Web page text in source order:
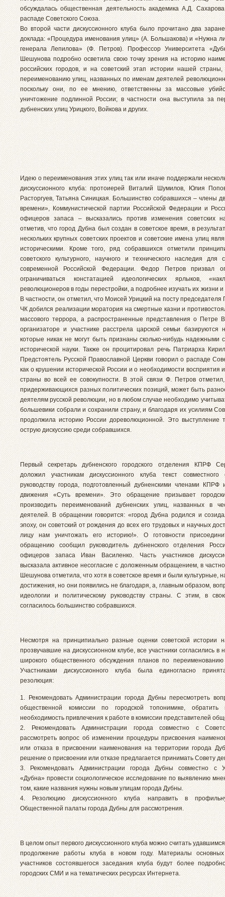
обсуждалась общественная деятельность академика А.Д.
распаде Советского Союза.
Во второй части дискуссионного клуба было прочитано два
доклада: «Процедура именования улиц» (А. Большакова) и «Нужна
генерала Лепилова» (Ф. Петров). Профессор Университета
Шешунова подробно осветила свою точку зрения на историю
российских городов, и на советский этап истории нашей
переименованию улиц, названных по именам деятелей
поскольку они, по ее мнению, ответственны за массовые
уничтожение подлинной России; в частности она выступила за
дубненских улиц Урицкого, Войкова и других.
Идею о переименования этих улиц так или иначе поддержали
дискуссионного клуба: протоиерей Виталий Шумилов, Юлия
Расторгуев, Татьяна Синицкая. Большинство собравшихся – члены
времени», Коммунистической партии Российской Федерации и
офицеров запаса – высказались против изменения советских
отметив, что город Дубна был создан в советское время, в
нескольких крупных советских проектов и советские имена улиц
историческими. Кроме того, ряд собравшихся отметили
советского культурного, научного и технического наследия для
современной Российской Федерации. Федор Петров призвал
ограничиваться констатацией идеологических ярлыков,
революционеров в годы перестройки, а подробнее изучать их жизни и
В частности, он отметил, что Моисей Урицкий на посту председателя
ЧК добился реализации моратория на смертные казни и
массового террора, а распространенные представления о Петре
организаторе и участнике расстрела царской семьи базируются
которые никак не могут быть признаны сколько-нибудь надежными
исторической науки. Также он процитировал речь Патриарха
Предстоятель Русской Православной Церкви говорил о распаде
как о крушении исторической России и о необходимости восприятия
страны во всей ее совокупности. В этой связи Ф. Петров
придерживающихся разных политических позиций, может быть
деятелям русской революции, но в любом случае необходимо
большевики собрали и сохранили страну, и благодаря их усилиям
продолжила историю России дореволюционной. Это выступление
острую дискуссию среди собравшихся.
Первый секретарь дубненского городского отделения КПРФ
доложил участникам дискуссионного клуба текст
руководству города, подготовленный дубненскими членами КПРФ
движения «Суть времени». Это обращение призывает
производить переименований дубненских улиц, названных в
деятелей. В обращении говорится: «город Дубна родился и
эпоху, он советский от рождения до всех его трудовых и научных
лицу нам уничтожать его историю!». О готовности
обращению сообщил руководитель дубненского отделения
офицеров запаса Иван Василенко. Часть участников
высказала активное несогласие с доложенным обращением, в
Шешунова отметила, что хотя в советское время и были культурные,
достижения, но они появились не благодаря, а, главным образом,
идеологии и политическому руководству страны. С этим, в
согласилось большинство собравшихся.
Несмотря на принципиально разные оценки советской истории
прозвучавшие на дискуссионном клубе, все участники согласились в
широкого общественного обсуждения планов по
Участниками дискуссионного клуба была единогласно
резолюция:
1. Рекомендовать Администрации города Дубны пересмотреть
общественной комиссии по городской топонимике,
необходимость привлечения к работе в комиссии представителей
2. Рекомендовать Администрации города совместно с
рассмотреть вопрос об изменении процедуры присвоения
или отказа в присвоении наименования на территории города
решение о присвоении или отказе предлагается принимать Совету
3. Рекомендовать Администрации города Дубны совместно с
«Дубна» провести социологическое исследование по выявлению
том, какие названия нужны новым улицам города Дубны.
4. Резолюцию дискуссионного клуба направить в
Общественной палаты города Дубны для рассмотрения.
В целом опыт первого дискуссионного клуба можно считать
продолжение работы клуба в новом году. Материалы основных
участников состоявшегося заседания клуба будут более
городских СМИ и на тематических ресурсах Интернета.